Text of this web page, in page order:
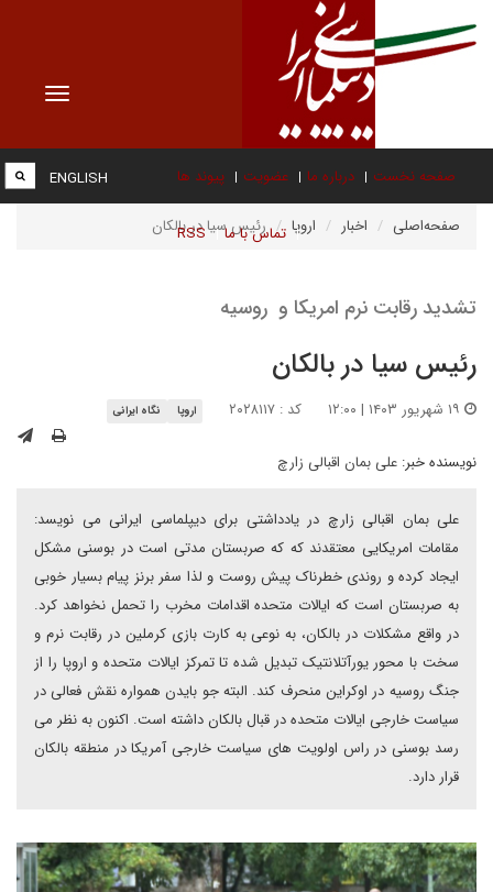
Toggle
صفحه نخست درباره ما عضویت پیوند ها
تماس با ما RSS
ENGLISH
صفحه‌اصلی اخبار اروپا رئیس سیا در بالکان
تشدید رقابت نرم امریکا و روسیه
رئیس سیا در بالکان
کد : ۲۰۲۸۱۱۷ اروپا نگاه ایرانی
نویسنده خبر: علی بمان اقبالی زارچ
علی بمان اقبالی زارچ در یادداشتی برای دیپلماسی ایرانی می نویسد:
مقامات امریکایی معتقدند که که صربستان مدتی است در بوسنی مشکل
ایجاد کرده و روندی خطرناک پیش روست و لذا سفر برنز پیام بسیار خوبی
به صربستان است که ایالات متحده اقدامات مخرب را تحمل نخواهد کرد.
در واقع مشکلات در بالکان، به نوعی به کارت بازی کرملین در رقابت نرم و
سخت با محور یورآتلانتیک تبدیل شده تا تمرکز ایالات متحده و اروپا را از
جنگ روسیه در اوکراین منحرف کند. البته جو بایدن همواره نقش فعالی در
سیاست خارجی ایالات متحده در قبال بالکان داشته است. اکنون به نظر می
رسد بوسنی در راس اولویت های سیاست خارجی آمریکا در منطقه بالکان
قرار دارد.